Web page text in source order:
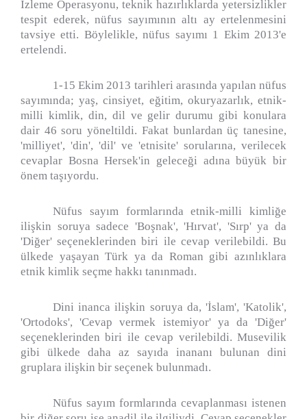
İzleme Operasyonu, teknik hazırlıklarda yetersizlikler
tespit ederek, nüfus sayımının altı ay ertelenmesini
tavsiye etti. Böylelikle, nüfus sayımı 1 Ekim 2013'e
ertelendi.
1-15 Ekim 2013 tarihleri arasında yapılan nüfus
sayımında; yaş, cinsiyet, eğitim, okuryazarlık, etnik-
milli kimlik, din, dil ve gelir durumu gibi konulara
dair 46 soru yöneltildi. Fakat bunlardan üç tanesine,
'milliyet', 'din', 'dil' ve 'etnisite' sorularına, verilecek
cevaplar Bosna Hersek'in geleceği adına büyük bir
önem taşıyordu.
Nüfus sayım formlarında etnik-milli kimliğe
ilişkin soruya sadece 'Boşnak', 'Hırvat', 'Sırp' ya da
'Diğer' seçeneklerinden biri ile cevap verilebildi. Bu
ülkede yaşayan Türk ya da Roman gibi azınlıklara
etnik kimlik seçme hakkı tanınmadı.
Dini inanca ilişkin soruya da, 'İslam', 'Katolik',
'Ortodoks', 'Cevap vermek istemiyor' ya da 'Diğer'
seçeneklerinden biri ile cevap verilebildi. Musevilik
gibi ülkede daha az sayıda inananı bulunan dini
gruplara ilişkin bir seçenek bulunmadı.
Nüfus sayım formlarında cevaplanması istenen